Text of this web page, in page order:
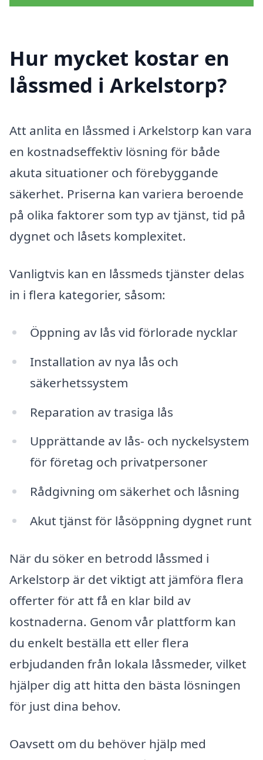
Hur mycket kostar en
låssmed i Arkelstorp?
Att anlita en låssmed i Arkelstorp kan vara
en kostnadseffektiv lösning för både
akuta situationer och förebyggande
säkerhet. Priserna kan variera beroende
på olika faktorer som typ av tjänst, tid på
dygnet och låsets komplexitet.
Vanligtvis kan en låssmeds tjänster delas
in i flera kategorier, såsom:
Öppning av lås vid förlorade nycklar
Installation av nya lås och
säkerhetssystem
Reparation av trasiga lås
Upprättande av lås- och nyckelsystem
för företag och privatpersoner
Rådgivning om säkerhet och låsning
Akut tjänst för låsöppning dygnet runt
När du söker en betrodd låssmed i
Arkelstorp är det viktigt att jämföra flera
offerter för att få en klar bild av
kostnaderna. Genom vår plattform kan
du enkelt beställa ett eller flera
erbjudanden från lokala låssmeder, vilket
hjälper dig att hitta den bästa lösningen
för just dina behov.
Oavsett om du behöver hjälp med